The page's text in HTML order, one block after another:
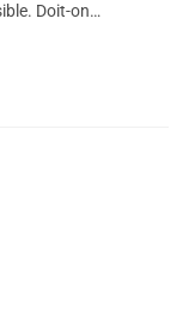
Doit-on…